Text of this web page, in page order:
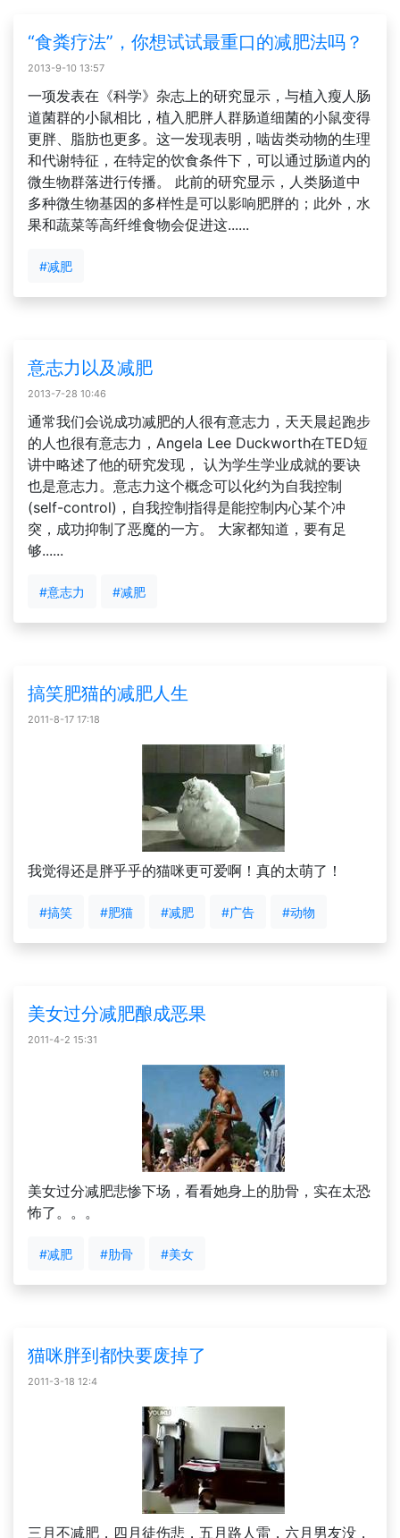
“食粪疗法”，你想试试最重口的减肥法吗？
2013-9-10 13:57
一项发表在《科学》杂志上的研究显示，与植入瘦人肠
道菌群的小鼠相比，植入肥胖人群肠道细菌的小鼠变得
更胖、脂肪也更多。这一发现表明，啮齿类动物的生理
和代谢特征，在特定的饮食条件下，可以通过肠道内的
微生物群落进行传播。 此前的研究显示，人类肠道中
多种微生物基因的多样性是可以影响肥胖的；此外，水
果和蔬菜等高纤维食物会促进这......
#减肥
意志力以及减肥
2013-7-28 10:46
通常我们会说成功减肥的人很有意志力，天天晨起跑步
的人也很有意志力，Angela Lee Duckworth在TED短
讲中略述了他的研究发现， 认为学生学业成就的要诀
也是意志力。意志力这个概念可以化约为自我控制
(self-control)，自我控制指得是能控制内心某个冲
突，成功抑制了恶魔的一方。 大家都知道，要有足
够......
#意志力 #减肥
搞笑肥猫的减肥人生
2011-8-17 17:18
我觉得还是胖乎乎的猫咪更可爱啊！真的太萌了！
#搞笑 #肥猫 #减肥 #广告 #动物
美女过分减肥酿成恶果
2011-4-2 15:31
美女过分减肥悲惨下场，看看她身上的肋骨，实在太恐
怖了。。。
#减肥 #肋骨 #美女
猫咪胖到都快要废掉了
2011-3-18 12:4
三月不减肥，四月徒伤悲，五月路人雷，六月男友没，